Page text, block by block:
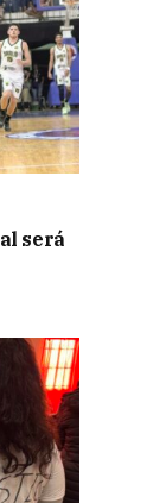
será